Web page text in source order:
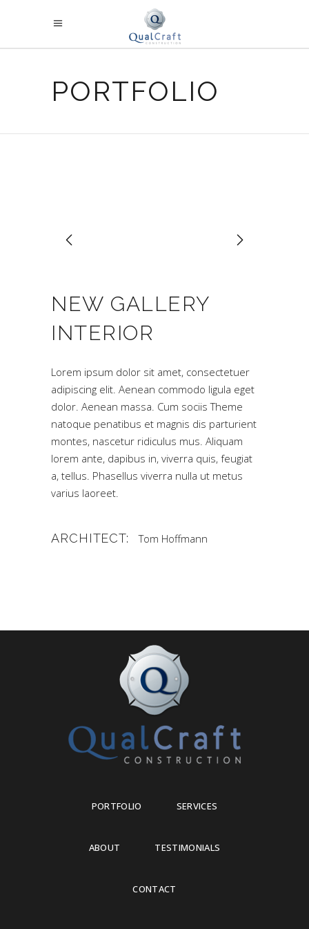
PORTFOLIO
NEW GALLERY
INTERIOR
Lorem ipsum dolor sit amet, consectetuer
adipiscing elit. Aenean commodo ligula eget
dolor. Aenean massa. Cum sociis Theme
natoque penatibus et magnis dis parturient
montes, nascetur ridiculus mus. Aliquam
lorem ante, dapibus in, viverra quis, feugiat
a, tellus. Phasellus viverra nulla ut metus
varius laoreet.
ARCHITECT: Tom Hoffmann
PORTFOLIO SERVICES
ABOUT TESTIMONIALS
CONTACT